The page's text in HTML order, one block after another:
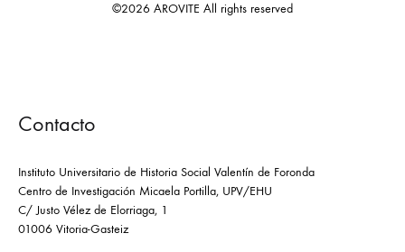
©2026 AROVITE All rights reserved
Contacto
Instituto Universitario de Historia Social Valentín de Foronda
Centro de Investigación Micaela Portilla, UPV/EHU
C/ Justo Vélez de Elorriaga, 1
01006 Vitoria-Gasteiz